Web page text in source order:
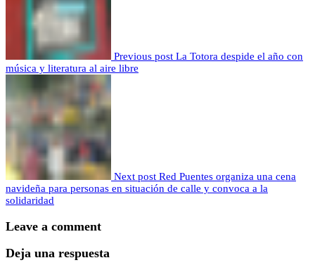
Previous post La Totora despide el año con
música y literatura al aire libre
Next post Red Puentes organiza una cena
navideña para personas en situación de calle y convoca a la
solidaridad
Leave a comment
Deja una respuesta